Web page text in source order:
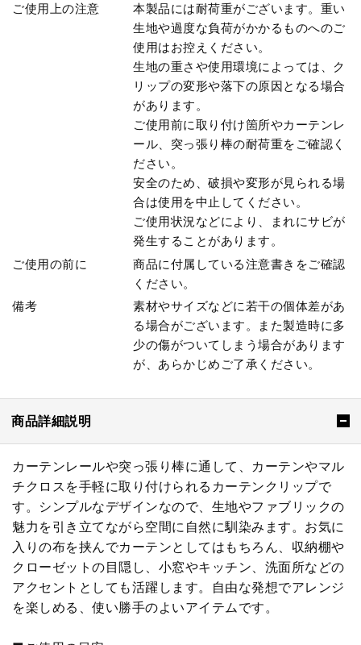
ご使用上の注意
本製品には耐荷重がございます。重い
生地や過度な負荷がかかるものへのご
使用はお控えください。
生地の重さや使用環境によっては、ク
リップの変形や落下の原因となる場合
があります。
ご使用前に取り付け箇所やカーテンレ
ール、突っ張り棒の耐荷重をご確認く
ださい。
安全のため、破損や変形が見られる場
合は使用を中止してください。
ご使用状況などにより、まれにサビが
発生することがあります。
ご使用の前に
商品に付属している注意書きをご確認
ください。
備考
素材やサイズなどに若干の個体差があ
る場合がございます。また製造時に多
少の傷がついてしまう場合があります
が、あらかじめご了承ください。
商品詳細説明
カーテンレールや突っ張り棒に通して、カーテンやマル
チクロスを手軽に取り付けられるカーテンクリップで
す。シンプルなデザインなので、生地やファブリックの
魅力を引き立てながら空間に自然に馴染みます。お気に
入りの布を挟んでカーテンとしてはもちろん、収納棚や
クローゼットの目隠し、小窓やキッチン、洗面所などの
アクセントとしても活躍します。自由な発想でアレンジ
を楽しめる、使い勝手のよいアイテムです。